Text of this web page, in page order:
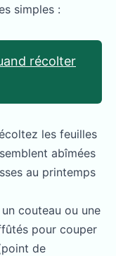
simples :
récolter
les feuilles
abîmées
au printemps
couteau ou une
pour couper
de